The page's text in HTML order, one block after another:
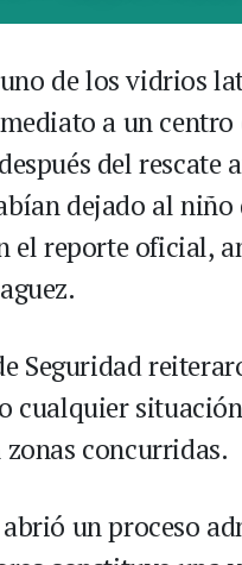
de los vidrios
a un
del rescate
dejado al
el reporte oficial,
Seguridad
zonas concurridas.
un proceso